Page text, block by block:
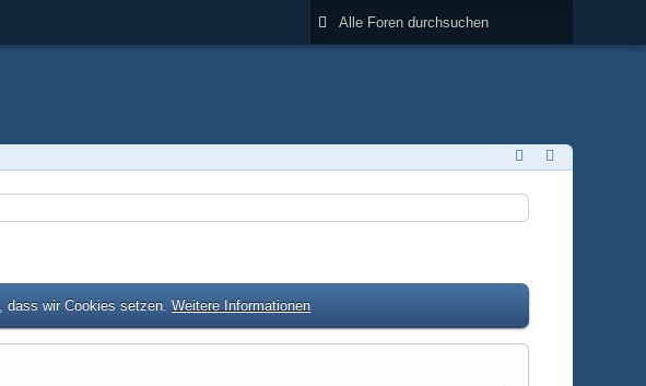
dass wir Cookies setzen.Weitere Informationen